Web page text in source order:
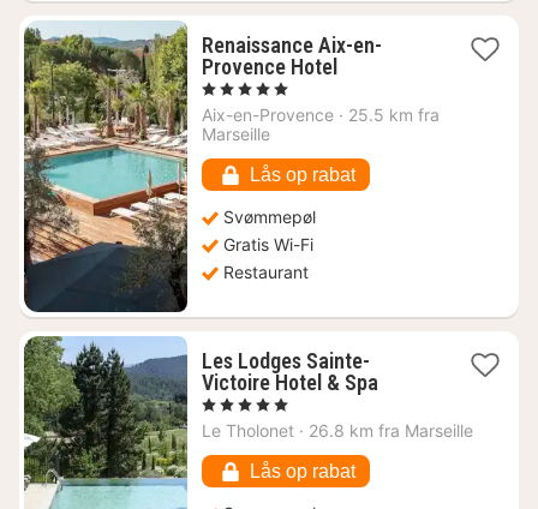
Renaissance Aix-en-
Provence Hotel1
fra
, 5 Stjerner
Aix-en-Provence · 25.5 km fra
Marseille
Lås op rabat
Svømmepøl
Gratis Wi-Fi
Restaurant
Les Lodges Sainte-
Victoire Hotel & Spa1
fra
, 5 Stjerner
Le Tholonet · 26.8 km fra Marseille
Lås op rabat